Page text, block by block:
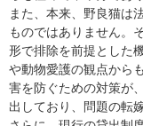
また、本来、野良猫は
ものではありません。
形で排除を前提とした
や動物愛護の観点から
害を防ぐための対策が
出しており、問題の転